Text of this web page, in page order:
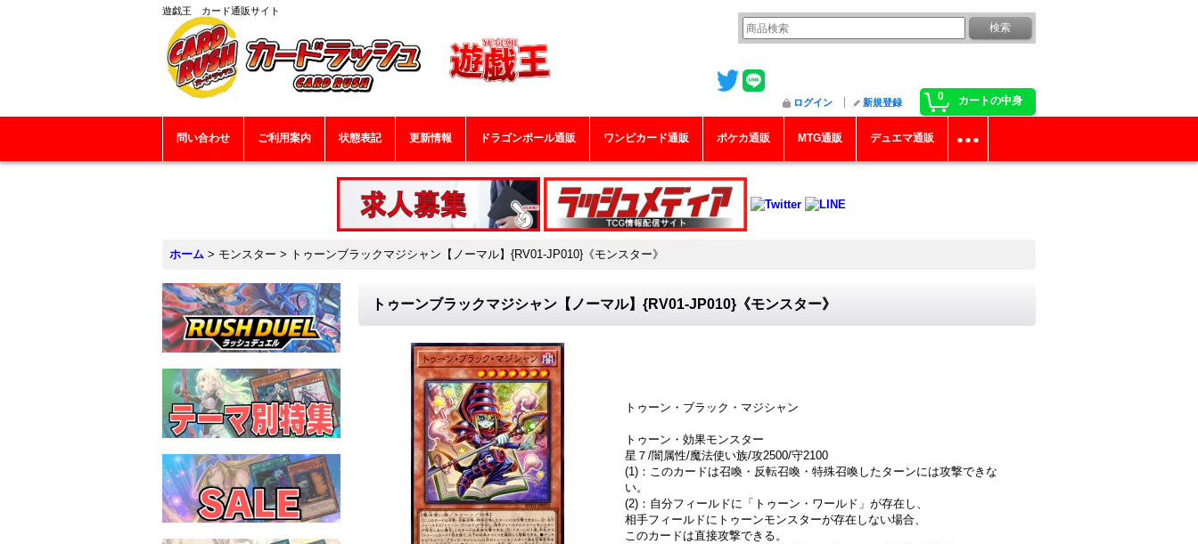
遊戯王 カード通販サイト
0 カートの中身
ログイン 新規登録
問い合わせ ご利用案内 状態表記 更新情報 ドラゴンボール通販 ワンピカード通販 ポケカ通販 MTG通販 デュエマ通販
ホーム > モンスター > トゥーンブラックマジシャン【ノーマル】{RV01-JP010}《モンスター》
トゥーンブラックマジシャン【ノーマル】{RV01-JP010}《モンスター》
トゥーン・ブラック・マジシャン
トゥーン・効果モンスター
星７/闇属性/魔法使い族/攻2500/守2100
(1)：このカードは召喚・反転召喚・特殊召喚したターンには攻撃できな
い。
(2)：自分フィールドに「トゥーン・ワールド」が存在し、
相手フィールドにトゥーンモンスターが存在しない場合、
このカードは直接攻撃できる。